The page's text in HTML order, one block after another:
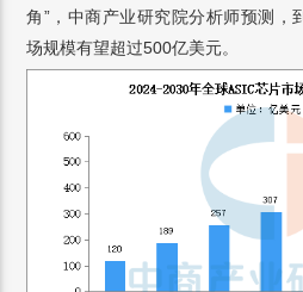
角”，中商产业研究院分析师预测，
场规模有望超过500亿美元。